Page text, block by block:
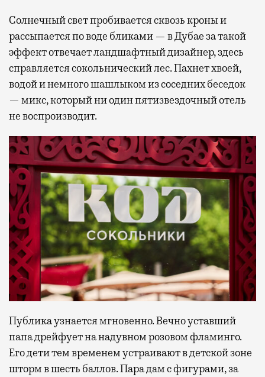
Солнечный свет пробивается сквозь кроны и
рассыпается по воде бликами — в Дубае за такой
эффект отвечает ландшафтный дизайнер, здесь
справляется сокольнический лес. Пахнет хвоей,
водой и немного шашлыком из соседних беседок
— микс, который ни один пятизвездочный отель
не воспроизводит.
Публика узнается мгновенно. Вечно уставший
папа дрейфует на надувном розовом фламинго.
Его дети тем временем устраивают в детской зоне
шторм в шесть баллов. Пара дам с фигурами, за